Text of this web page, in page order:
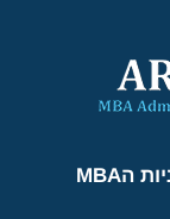
למד על אפשרויות הקבלה לתוכניות הMBA